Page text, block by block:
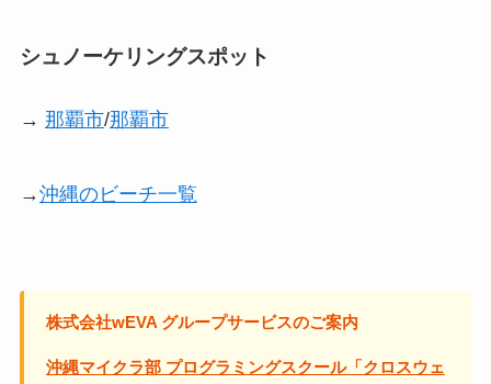
シュノーケリングスポット
→ 那覇市/那覇市
→沖縄のビーチ一覧
株式会社wEVA グループサービスのご案内
沖縄マイクラ部 プログラミングスクール「クロスウェ